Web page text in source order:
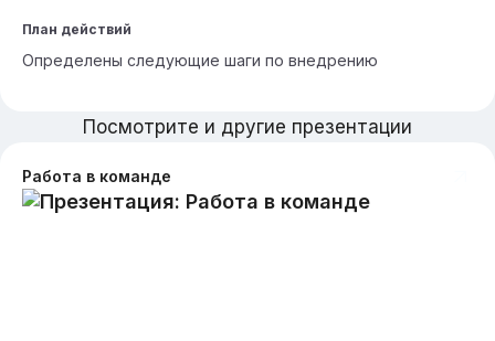
План действий
Определены следующие шаги по внедрению
Посмотрите и другие презентации
Работа в команде